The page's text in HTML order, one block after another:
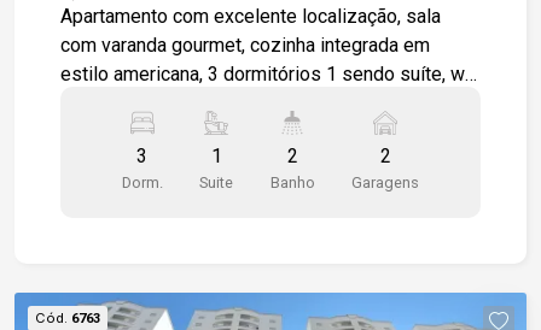
Apartamento com excelente localização, sala
com varanda gourmet, cozinha integrada em
estilo americana, 3 dormitórios 1 sendo suíte, wc
entregue todo em piso cerâmico padrão, 2 vagas
de garagem cobertas. Condomínio completo para
toda a família. Piscina, churrasqueira coletiva,
3
Dorm.
1
Suite
2
Banho
2
Garagens
Cód. 6763